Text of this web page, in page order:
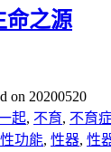
命之源
on 20200520
起, 不育, 不育
性功能, 性器, 性